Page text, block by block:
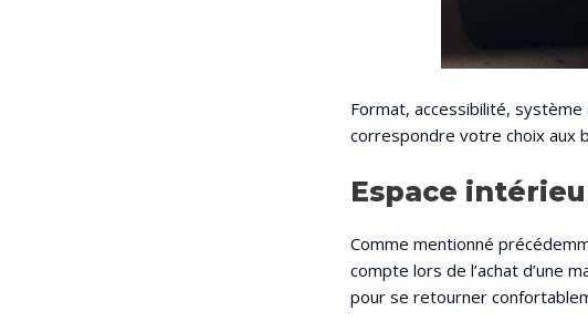
Format, accessibilité,
correspondre votre choix aux
Espace
Comme mentionné
compte lors de l’achat d’une
pour se retourner